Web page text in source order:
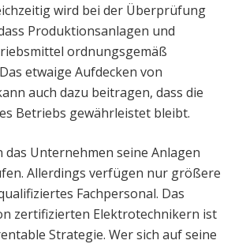
wird bei der Überprüfung
Produktionsanlagen und
ordnungsgemäß
etwaige Aufdecken von
auch dazu beitragen, dass die
Betriebs gewährleistet bleibt.
das Unternehmen seine Anlagen
Allerdings verfügen nur größere
Fachpersonal. Das
zertifizierten Elektrotechnikern ist
Strategie. Wer sich auf seine